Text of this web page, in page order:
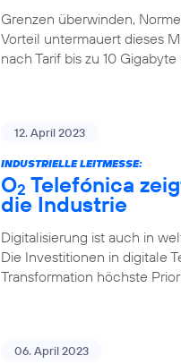
Grenzen überwinden,
Vorteil untermauert dieses
nach Tarif bis zu 10
12. April 2023
INDUSTRIELLE LEITMESSE:
O2 Telefónica
die Industrie
Digitalisierung ist auch in
Die Investitionen in digitale
Transformation höchste
06. April 2023